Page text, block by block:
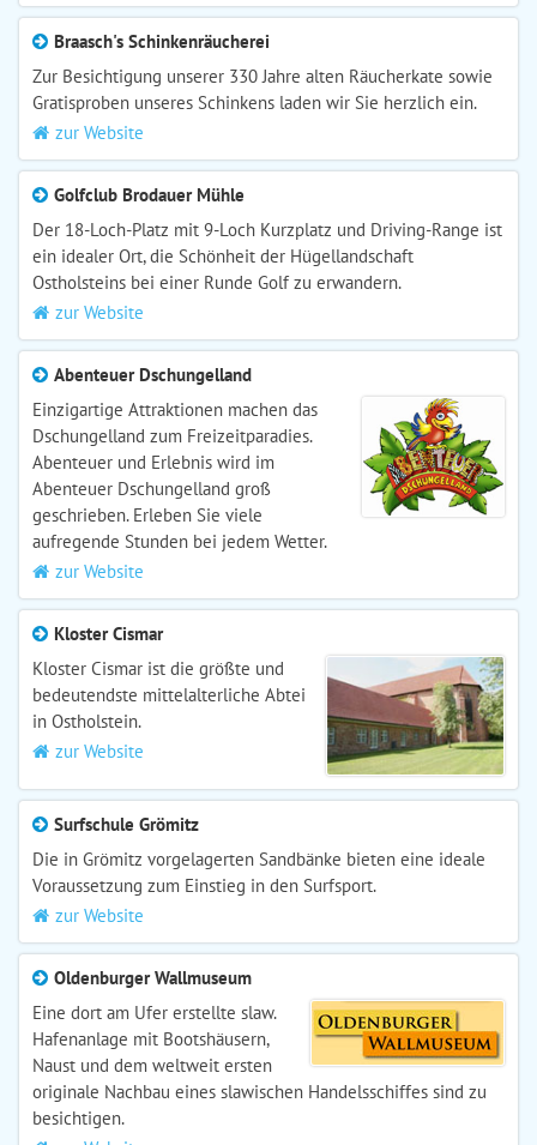
Braasch's Schinkenräucherei
Zur Besichtigung unserer 330 Jahre alten Räucherkate sowie
Gratisproben unseres Schinkens laden wir Sie herzlich ein.
zur Website
Golfclub Brodauer Mühle
Der 18-Loch-Platz mit 9-Loch Kurzplatz und Driving-Range ist
ein idealer Ort, die Schönheit der Hügellandschaft
Ostholsteins bei einer Runde Golf zu erwandern.
zur Website
Abenteuer Dschungelland
Einzigartige Attraktionen machen das
Dschungelland zum Freizeitparadies.
Abenteuer und Erlebnis wird im
Abenteuer Dschungelland groß
geschrieben. Erleben Sie viele
aufregende Stunden bei jedem Wetter.
zur Website
Kloster Cismar
Kloster Cismar ist die größte und
bedeutendste mittelalterliche Abtei
in Ostholstein.
zur Website
Surfschule Grömitz
Die in Grömitz vorgelagerten Sandbänke bieten eine ideale
Voraussetzung zum Einstieg in den Surfsport.
zur Website
Oldenburger Wallmuseum
Eine dort am Ufer erstellte slaw.
Hafenanlage mit Bootshäusern,
Naust und dem weltweit ersten
originale Nachbau eines slawischen Handelsschiffes sind zu
besichtigen.